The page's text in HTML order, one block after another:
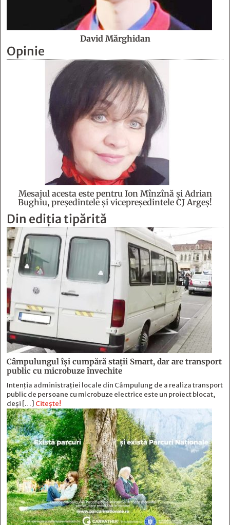
David Mărghidan
Opinie
Mesajul acesta este pentru Ion Mînzînă şi Adrian
Bughiu, preşedintele şi vicepreşedintele CJ Argeş!
Din ediția tipărită
Câmpulungul îşi cumpără staţii Smart, dar are transport
public cu microbuze învechite
Intenția administrației locale din Câmpulung de a realiza transport
public de persoane cu microbuze electrice este un proiect blocat,
deși […] Citește!